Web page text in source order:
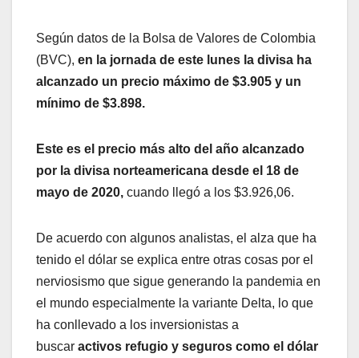
Según datos de la Bolsa de Valores de Colombia
(BVC), en la jornada de este lunes la divisa ha
alcanzado un precio máximo de $3.905 y un
mínimo de $3.898.
Este es el precio más alto del año alcanzado
por la divisa norteamericana desde el 18 de
mayo de 2020, cuando llegó a los $3.926,06.
De acuerdo con algunos analistas, el alza que ha
tenido el dólar se explica entre otras cosas por el
nerviosismo que sigue generando la pandemia en
el mundo especialmente la variante Delta, lo que
ha conllevado a los inversionistas a
buscar activos refugio y seguros como el dólar